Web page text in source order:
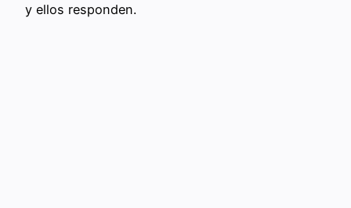
y ellos responden.